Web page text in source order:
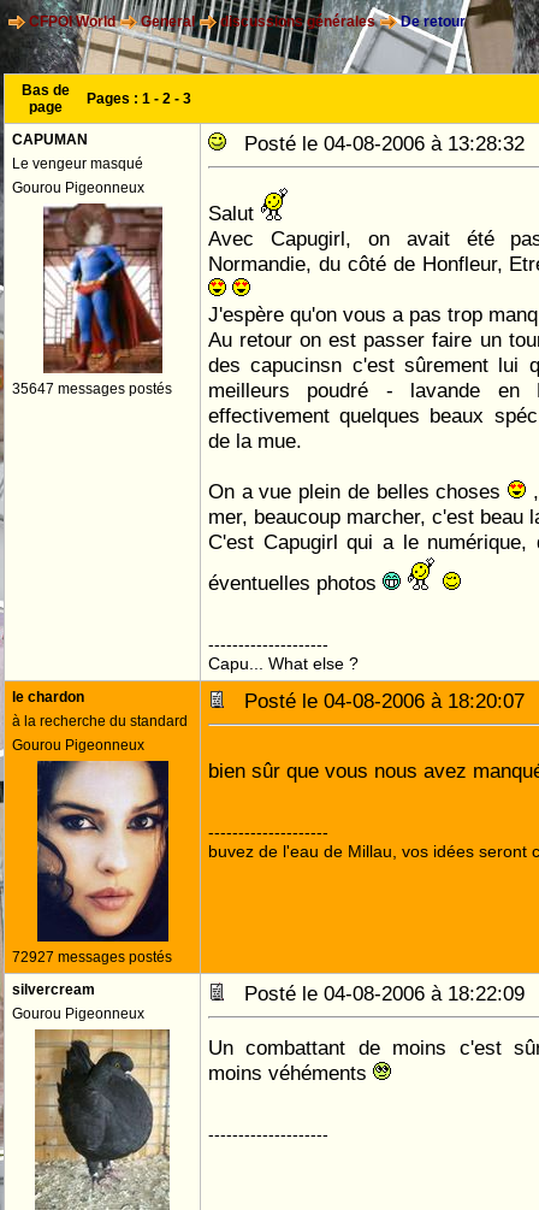
CFPOI World General discussions générales De retour
Bas de
page
Pages : 1 - 2 - 3
CAPUMAN
Le vengeur masqué
Gourou Pigeonneux
35647 messages postés
Posté le 04-08-2006 à
Salut
Avec Capugirl, on avait été
Normandie, du côté de Honfleur,
J'espère qu'on vous a pas trop
Au retour on est passer faire un
des capucinsn c'est sûrement lui
meilleurs poudré - lavande
effectivement quelques beaux
de la mue.
On a vue plein de belles choses
mer, beaucoup marcher, c'est beau
C'est Capugirl qui a le
éventuelles photos
--------------------
Capu... What else ?
le chardon
à la recherche du standard
Gourou Pigeonneux
72927 messages postés
Posté le 04-08-2006 à
bien sûr que vous nous avez
--------------------
buvez de l'eau de Millau, vos idées seront
silvercream
Gourou Pigeonneux
Posté le 04-08-2006 à
Un combattant de moins c'est
moins véhéments
--------------------